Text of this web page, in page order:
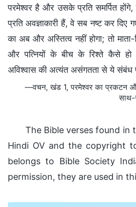
परमेश्वर है और उसके प्रति समर्पित
प्रति अवज्ञाकारी हैं, वे सब नष्ट कर दिए
का अब और अस्तित्व नहीं होगा; तो माता-
और पत्नियों के बीच के रिश्ते कैसे
अविश्वास की अत्यंत असंगतता से ये संबंध
—वचन, खंड 1, परमेश्वर का प्रकटन
साथ-
The Bible verses found in
Hindi OV and the copyright
belongs to Bible Society
permission, they are used in